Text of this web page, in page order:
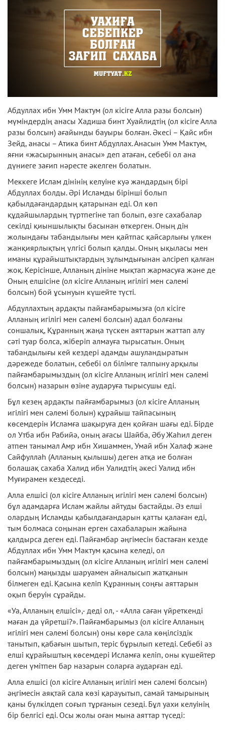
Абдуллах ибн Умм Мактум (ол кісіге Алла разы болсын)
мүміндердің анасы Хадиша бинт Хуайлидтің (ол кісіге Алла
разы болсын) ағайынды бауыры болған. Әкесі – Қайс ибн
Зейд, анасы – Атика бинт Абдуллах. Анасын Умм Мактум,
яғни «жасырынның анасы» деп атаған, себебі ол ана
дүниеге зағип нәресте әкелген болатын.
Меккеге Ислам дінінің келуіне куә жандардың бірі
Абдуллах болды. Әрі Исламды бірінші болып
қабылдағандардың қатарынан еді. Ол көп
құдайшылардың түртпегіне тап болып, өзге сахабалар
секілді қиыншылықты басынан өткерген. Оның дін
жолындағы табандылығы мен қайтпас қайсарлығы үлкен
жанқиярлықтың үлгісі болып қалды. Оның ықыласы мен
иманы құрайыштықтардың зұлымдығынан әлсіреп қалған
жоқ. Керісінше, Алланың дініне мықтап жармасуға және де
Оның елшісіне (ол кісіге Алланың игілігі мен сәлемі
болсын) бой ұсынуын күшейте түсті.
Абдуллахтың ардақты пайғамбарымызға (ол кісіге
Алланың игілігі мен сәлемі болсын) адал болғаны
соншалық, Құранның жаңа түскен аяттарын жаттап алу
сәті туар болса, жіберіп алмауға тырысатын. Оның
табандылығы кей кездері адамды ашуландыратын
дәрежеде болатын, себебі ол білімге талпыну арқылы
пайғамбарымыздың (ол кісіге Алланың игілігі мен сәлемі
болсын) назарын өзіне аударуға тырысушы еді.
Бұл кезең ардақты пайғамбарымыз (ол кісіге Алланың
игілігі мен сәлемі болын) құрайыш тайпасының
көсемдерін Исламға шақыруға ден қойған шағы еді. Бірде
ол Утба ибн Рабийә, оның ағасы Шайба, Әбу Жаһил деген
атпен танымал Амр ибн Хишаммен, Умай ибн Халаф және
Сайфуллаһ (Алланың қылышы) деген атқа ие болған
болашақ сахаба Халид ибн Уалидтің әкесі Уалид ибн
Муғирамен кездеседі.
Алла елшісі (ол кісіге Алланың игілігі мен сәлемі болсын)
бұл адамдарға Ислам жайлы айтуды бастайды. Әз елші
олардың Исламды қабылдағандарын қатты қалаған еді,
тым болмаса соңынан ерген сахабаларын жайына
қалдырса деген еді. Пайғамбар әңгімесін бастаған кезде
Абдуллах ибн Умм Мактум қасына келеді, ол
пайғамбарымыздың (ол кісіге Алланың игілігі мен сәлемі
болсын) маңызды шаруамен айналысып жатқанын
білмеген еді. Қасына келіп Құранның соңғы аяттарын
оқып беруін сұрайды.
«Уа, Алланың елшісі»,- деді ол, - «Алла саған үйреткенді
маған да үйретші?». Пайғамбарымыз (ол кісіге Алланың
игілігі мен сәлемі болсын) оны көре сала көңілсіздік
танытып, қабағын шытып, теріс бұрылып кетеді. Себебі әз
елші құрайыштың көсемдері Исламға келіп, оны күшейтер
деген үмітпен бар назарын соларға аударған еді.
Алла елшісі (ол кісіге Алланың игілігі мен сәлемі болсын)
әңгімесін аяқтай сала көзі қарауытып, самай тамырының
қаны бүлкілдеп соғып тұрғанын сезеді. Бұл уахи келуінің
бір белгісі еді. Осы жолы оған мына аяттар түседі: